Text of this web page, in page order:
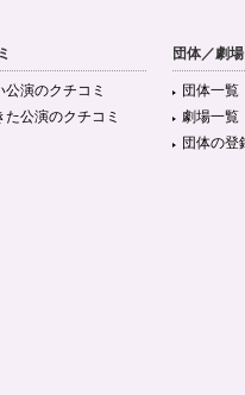
公演のクチコミ
た公演のクチコミ
団体／劇場
団体一覧
劇場一覧
団体の登